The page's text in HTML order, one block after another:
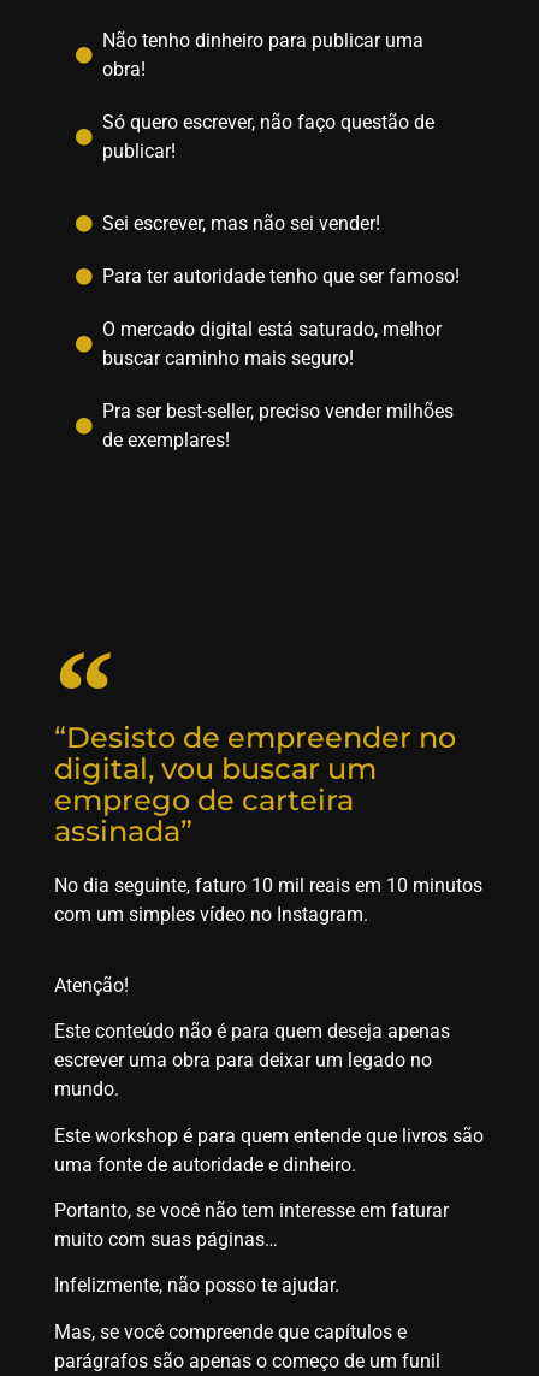
Não tenho dinheiro para publicar uma
obra!
Só quero escrever, não faço questão de
publicar!
Sei escrever, mas não sei vender!
Para ter autoridade tenho que ser famoso!
O mercado digital está saturado, melhor
buscar caminho mais seguro!
Pra ser best-seller, preciso vender milhões
de exemplares!
“Desisto de empreender no
digital, vou buscar um
emprego de carteira
assinada”
No dia seguinte, faturo 10 mil reais em 10 minutos
com um simples vídeo no Instagram.
Atenção!
Este conteúdo não é para quem deseja apenas
escrever uma obra para deixar um legado no
mundo.
Este workshop é para quem entende que livros são
uma fonte de autoridade e dinheiro.
Portanto, se você não tem interesse em faturar
muito com suas páginas…
Infelizmente, não posso te ajudar.
Mas, se você compreende que capítulos e
parágrafos são apenas o começo de um funil